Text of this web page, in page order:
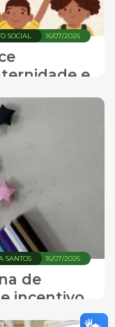
16/07/2026
SOCIAL
e
16/07/2026
SANTOS
de
incentivo